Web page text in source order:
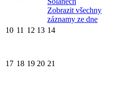
Zobrazit všechny
záznamy ze dne
10 11 12 13 14
17 18 19 20 21